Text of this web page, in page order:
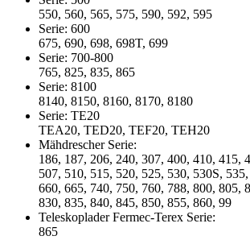
550, 560, 565, 575, 590, 592, 595
Serie: 600
675, 690, 698, 698T, 699
Serie: 700-800
765, 825, 835, 865
Serie: 8100
8140, 8150, 8160, 8170, 8180
Serie: TE20
TEA20, TED20, TEF20, TEH20
Mähdrescher Serie:
186, 187, 206, 240, 307, 400, 410, 415,
507, 510, 515, 520, 525, 530, 530S,
660, 665, 740, 750, 760, 788, 800, 805,
830, 835, 840, 845, 850, 855, 860, 99
Teleskoplader Fermec-Terex Serie:
865